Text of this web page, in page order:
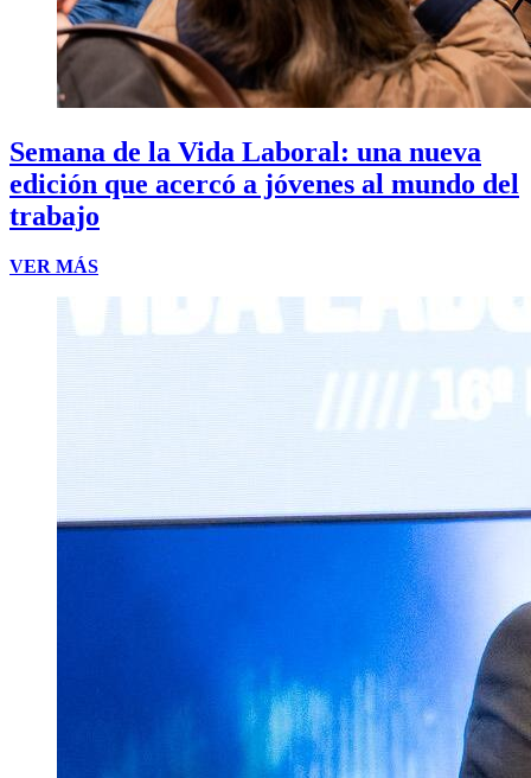
Semana de la Vida Laboral: una nueva
edición que acercó a jóvenes al mundo del
trabajo
VER MÁS